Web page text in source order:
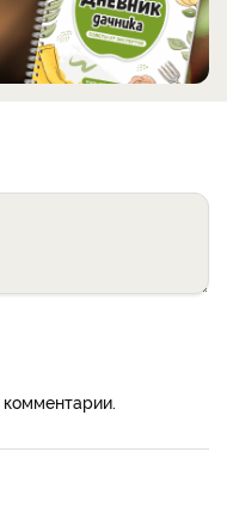
комментарии.